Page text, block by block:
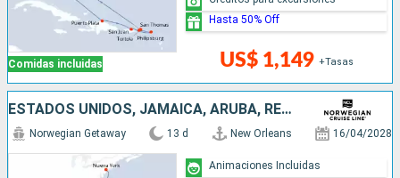
Comidas incluidas US$ 1,149 +Tasas
Hasta 50% Off
ESTADOS UNIDOS, JAMAICA, ARUBA, REPÚBLICA DOMINICANA, BAHAMAS
Norwegian Getaway 13 d New Orleans 16/04/2028
Animaciones Incluidas